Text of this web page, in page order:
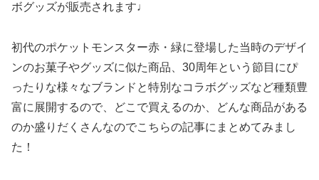
ボグッズが販売されます♩
初代のポケットモンスター赤・緑に登場した当時のデザイ
ンのお菓子やグッズに似た商品、30周年という節目にぴ
ったりな様々なブランドと特別なコラボグッズなど種類豊
富に展開するので、どこで買えるのか、どんな商品がある
のか盛りだくさんなのでこちらの記事にまとめてみまし
た！